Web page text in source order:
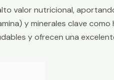
valor nutricional,
y minerales clave
y ofrecen una